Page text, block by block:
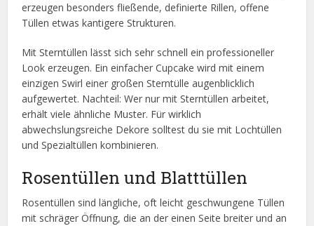
erzeugen besonders fließende, definierte Rillen, offene
Tüllen etwas kantigere Strukturen.
Mit Sterntüllen lässt sich sehr schnell ein professioneller
Look erzeugen. Ein einfacher Cupcake wird mit einem
einzigen Swirl einer großen Sterntülle augenblicklich
aufgewertet. Nachteil: Wer nur mit Sterntüllen arbeitet,
erhält viele ähnliche Muster. Für wirklich
abwechslungsreiche Dekore solltest du sie mit Lochtüllen
und Spezialtüllen kombinieren.
Rosentüllen und Blatttüllen
Rosentüllen sind längliche, oft leicht geschwungene Tüllen
mit schräger Öffnung, die an der einen Seite breiter und an